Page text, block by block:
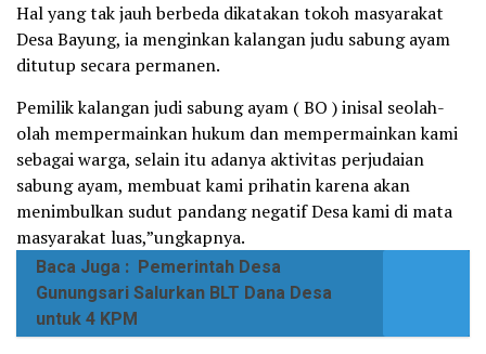
Hal yang tak jauh berbeda dikatakan tokoh masyarakat
Desa Bayung, ia menginkan kalangan judu sabung ayam
ditutup secara permanen.
Pemilik kalangan judi sabung ayam ( BO ) inisal seolah-
olah mempermainkan hukum dan mempermainkan kami
sebagai warga, selain itu adanya aktivitas perjudaian
sabung ayam, membuat kami prihatin karena akan
menimbulkan sudut pandang negatif Desa kami di mata
masyarakat luas,”ungkapnya.
Baca Juga : Pemerintah Desa
Gunungsari Salurkan BLT Dana Desa
untuk 4 KPM